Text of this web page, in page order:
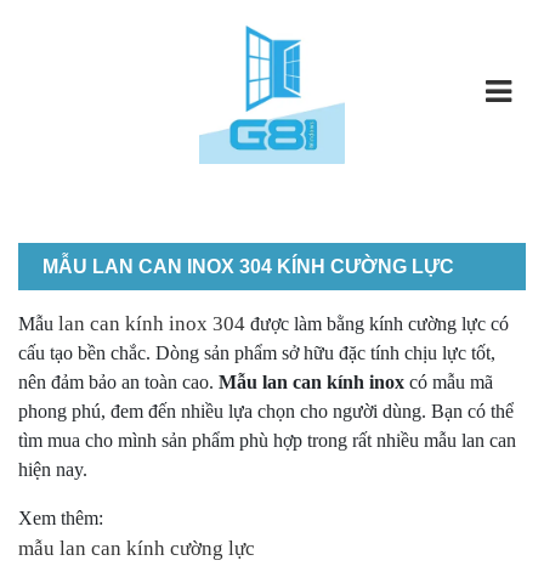
MẪU LAN CAN INOX 304 KÍNH CƯỜNG LỰC
Mẫu lan can kính inox 304 được làm bằng kính cường lực có
cấu tạo bền chắc. Dòng sản phẩm sở hữu đặc tính chịu lực tốt,
nên đảm bảo an toàn cao. Mẫu lan can kính inox có mẫu mã
phong phú, đem đến nhiều lựa chọn cho người dùng. Bạn có thể
tìm mua cho mình sản phẩm phù hợp trong rất nhiều mẫu lan can
hiện nay.
Xem thêm:
mẫu lan can kính cường lực